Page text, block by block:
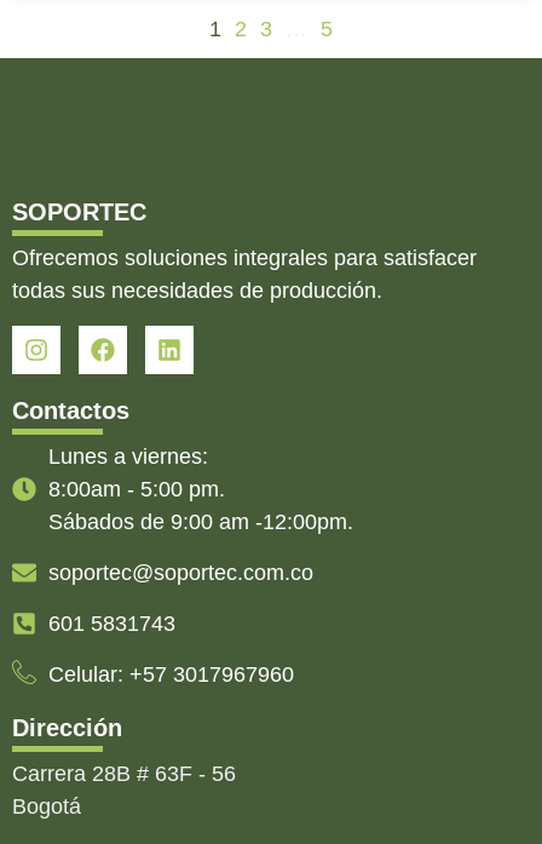
1 2 3 5
SOPORTEC
Ofrecemos soluciones integrales para satisfacer
todas sus necesidades de producción.
Contactos
Lunes a viernes:
8:00am - 5:00 pm.
Sábados de 9:00 am -12:00pm.
soportec@soportec.com.co
601 5831743
Celular: +57 3017967960
Dirección
Carrera 28B # 63F - 56
Bogotá